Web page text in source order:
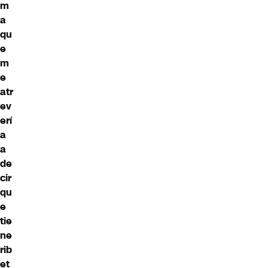
m
a
qu
e
m
e
atr
ev
erí
a
a
de
cir
qu
e
tie
ne
rib
et